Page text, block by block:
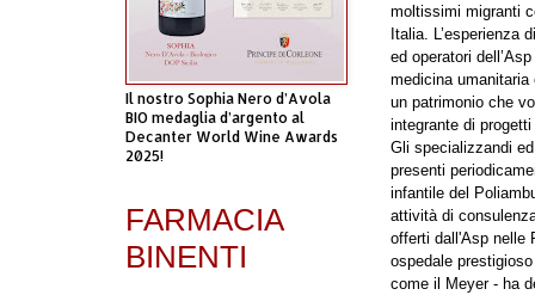
moltissimi migranti
Italia. L’esperienza
ed operatori
medicina umanitaria
un patrimonio che
integrante di
Gli specializzandi
presenti
infantile del
attività di
offerti dall'Asp nelle
ospedale
come il Meyer - ha
Il nostro Sophia Nero d’Avola
BIO medaglia d’argento al
Decanter World Wine Awards
2025!
FARMACIA
BINENTI